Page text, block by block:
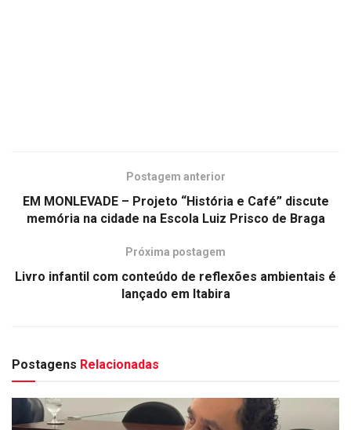
Postagem anterior
EM MONLEVADE – Projeto “História e Café” discute
memória na cidade na Escola Luiz Prisco de Braga
Próxima postagem
Livro infantil com conteúdo de reflexões ambientais é
lançado em Itabira
Postagens Relacionadas